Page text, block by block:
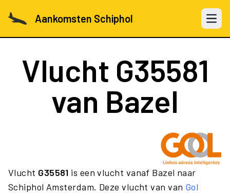
Aankomsten Schiphol Open
Vlucht G35581
van Bazel
Vlucht G35581 is een vlucht vanaf Bazel naar
Schiphol Amsterdam. Deze vlucht van van Gol